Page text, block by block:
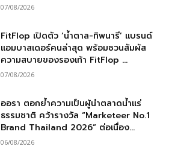
07/08/2026
FitFlop เปิดตัว ‘น้ำตาล-ทิพนารี’ แบรนด์
แอมบาสเดอร์คนล่าสุด พร้อมชวนสัมผัส
ความสบายของรองเท้า FitFlop ...
07/08/2026
ออรา ตอกย้ำความเป็นผู้นำตลาดน้ำแร่
ธรรมชาติ คว้ารางวัล “Marketeer No.1
Brand Thailand 2026” ต่อเนื่อง...
06/08/2026